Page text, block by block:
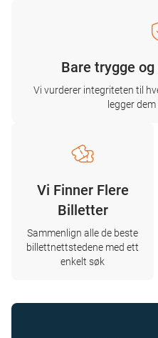
Bare trygge
Vi vurderer integriteten til
legger
Vi Finner Flere
Billetter
Sammenlign alle de beste
billettnettstedene med ett
enkelt søk